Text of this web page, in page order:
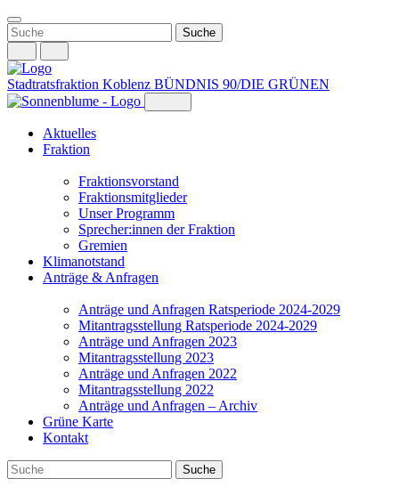
Weiter
zum
Inhalt
Stadtratsfraktion Koblenz BÜNDNIS 90/DIE GRÜNEN
Aktuelles
Fraktion
Fraktionsvorstand
Fraktionsmitglieder
Unser Programm
Sprecher:innen der Fraktion
Gremien
Klimanotstand
Anträge & Anfragen
Anträge und Anfragen Ratsperiode 2024-2029
Mitantragsstellung Ratsperiode 2024-2029
Anträge und Anfragen 2023
Mitantragsstellung 2023
Anträge und Anfragen 2022
Mitantragsstellung 2022
Anträge und Anfragen – Archiv
Grüne Karte
Kontakt